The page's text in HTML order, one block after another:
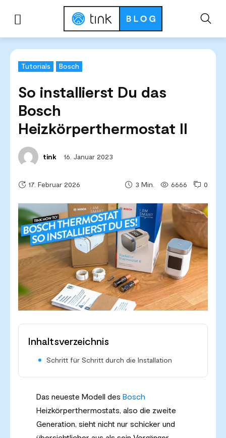
Start So installierst Du das Bosch
Tutorials Bosch
So installierst Du das
Bosch
Heizkörperthermostat II
tink 16. Januar 2023
0
6666
3 Min.
17. Februar 2026
Inhaltsverzeichnis
Schritt für Schritt durch die Installation
Das neueste Modell des Bosch
Heizkörperthermostats, also die zweite
Generation, sieht nicht nur schicker und